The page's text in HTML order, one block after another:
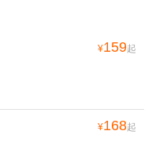
¥159起
¥168起